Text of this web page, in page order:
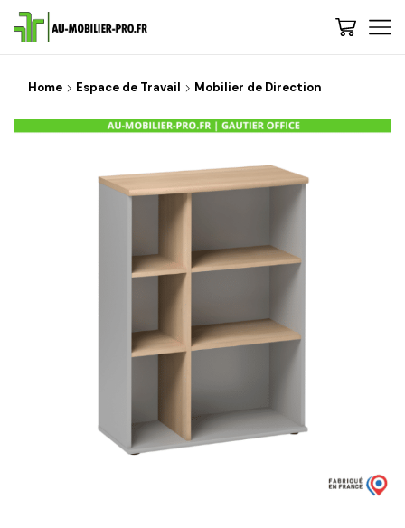
Home Espace de Travail Mobilier de Direction